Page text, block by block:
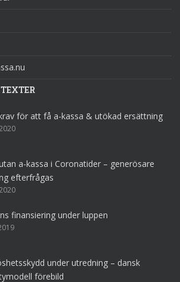
för att få a-kassa & utökad ersättning
a-kassa i Coronatider – generösare
efterfrågas
finansiering under luppen
under utredning – dansk
förebild